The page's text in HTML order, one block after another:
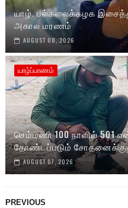
யாழ். பல்கலைக்கழக
அகால மரணம்
AUGUST 08, 2026
யாழ்ப்பாணம்
செம்மணி 100 நாளில் 501
தோண்டப்படும்
AUGUST 07, 2026
PREVIOUS